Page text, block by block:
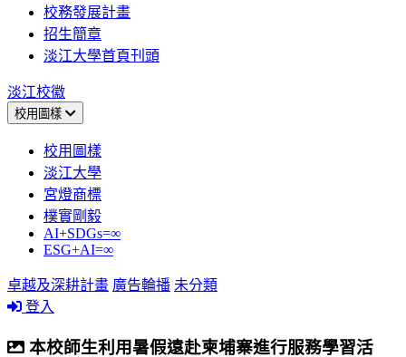
校務發展計畫
招生簡章
淡江大學首頁刊頭
淡江校徽
校用圖樣
校用圖樣
淡江大學
宮燈商標
樸實剛毅
AI+SDGs=∞
ESG+AI=∞
卓越及深耕計畫 廣告輪播 未分類
登入
本校師生利用暑假遠赴柬埔寨進行服務學習活